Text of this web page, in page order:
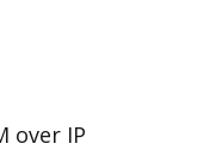
over IP